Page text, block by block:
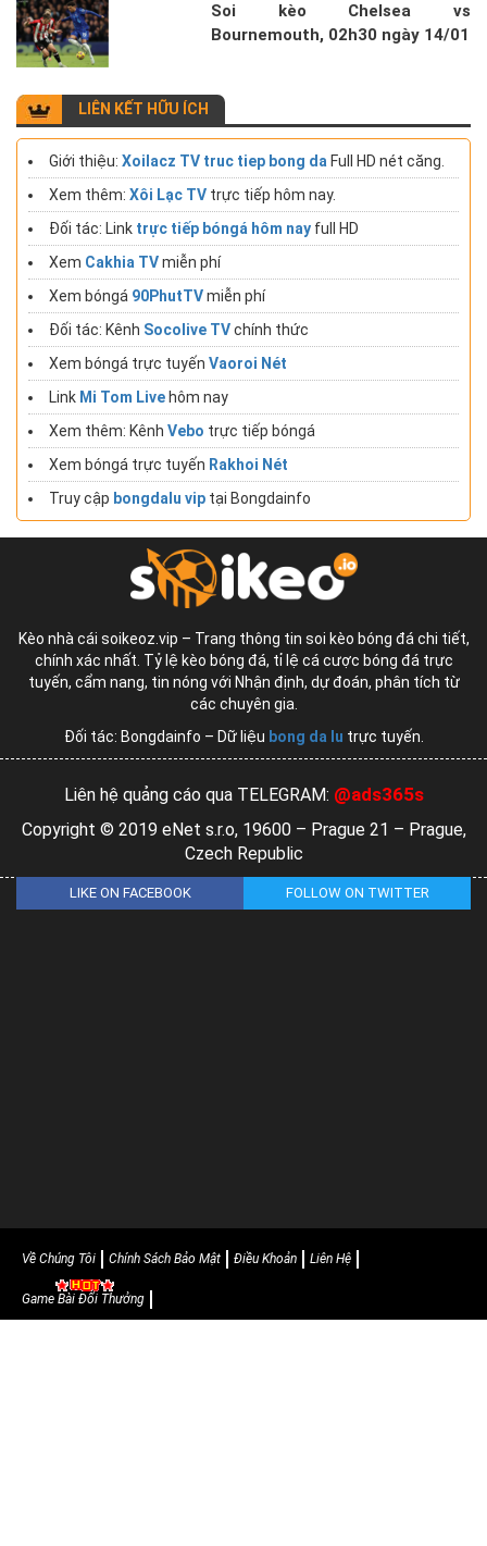
Soi kèo Chelsea vs
Bournemouth, 02h30 ngày 14/01
LIÊN KẾT HỮU ÍCH
Giới thiệu: Xoilacz TV truc tiep bong da Full HD nét căng.
Xem thêm: Xôi Lạc TV trực tiếp hôm nay.
Đối tác: Link trực tiếp bóngá hôm nay full HD
Xem Cakhia TVmiễn phí
Xem bóngá 90PhutTVmiễn phí
Đối tác: Kênh Socolive TVchính thức
Xem bóngá trực tuyến Vaoroi Nét
Link Mi Tom Live hôm nay
Xem thêm: Kênh Vebo trực tiếp bóngá
Xem bóngá trực tuyến Rakhoi Nét
Truy cập bongdalu vip tại Bongdainfo
Kèo nhà cái soikeoz.vip – Trang thông tin soi kèo bóng đá chi tiết,
chính xác nhất. Tỷ lệ kèo bóng đá, tỉ lệ cá cược bóng đá trực
tuyến, cẩm nang, tin nóng với Nhận định, dự đoán, phân tích từ
các chuyên gia.
Đối tác: Bongdainfo – Dữ liệu bong da lu trực tuyến.
Liên hệ quảng cáo qua TELEGRAM: @ads365s
Copyright © 2019 eNet s.r.o, 19600 – Prague 21 – Prague,
Czech Republic
LIKE ON FACEBOOK FOLLOW ON TWITTER
Về Chúng Tôi Chính Sách Bảo Mật Điều Khoản Liên Hệ
Game Bài Đổi Thưởng